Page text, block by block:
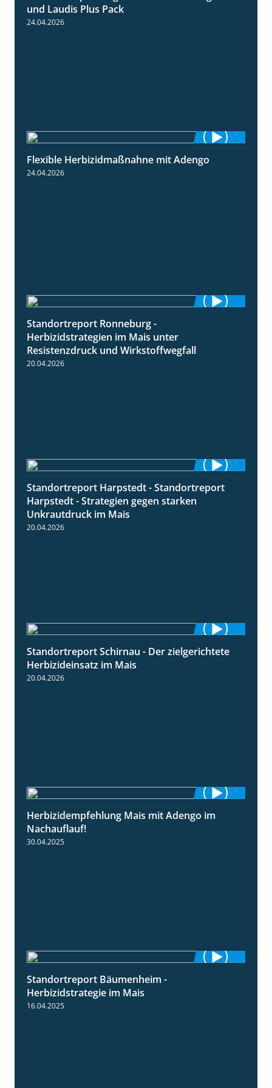
und Laudis Plus Pack
24.04.2026
1:26
Flexible Herbizidmaßnahne mit Adengo
24.04.2026
Standortreport Ronneburg -
Herbizidstrategien im Mais unter
Resistenzdruck und Wirkstoffwegfall
20.04.2026
9:11
Standortreport Harpstedt - Standortreport
Harpstedt - Strategien gegen starken
Unkrautdruck im Mais
20.04.2026
9:27
Standortreport Schirnau - Der zielgerichtete
Herbizideinsatz im Mais
20.04.2026
1:27
Herbizidempfehlung Mais mit Adengo im
Nachauflauf!
30.04.2025
Standortreport Bäumenheim -
Herbizidstrategie im Mais
16.04.2025